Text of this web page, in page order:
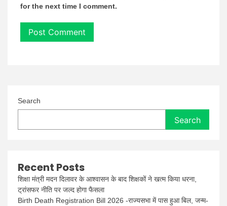
for the next time I comment.
Search
Search
Recent Posts
शिक्षा मंत्री मदन दिलावर के आश्वासन के बाद शिक्षकों ने खत्म किया धरना,
ट्रांसफर नीति पर जल्द होगा फैसला
Birth Death Registration Bill 2026 -राज्यसभा में पास हुआ बिल, जन्म-